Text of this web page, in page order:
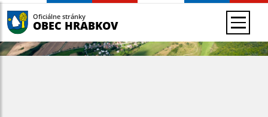
Oficiálne stránky
OBEC HRABKOV